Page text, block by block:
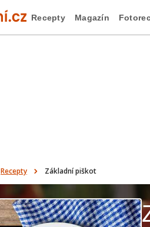
Recepty Magazín
Recepty Základní piškot